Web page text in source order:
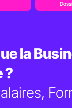
la
?